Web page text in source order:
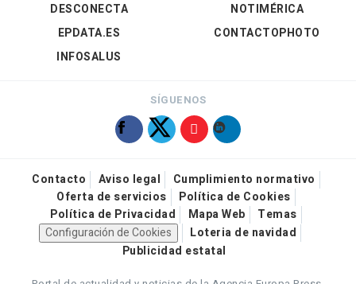
DESCONECTA
EPDATA.ES
INFOSALUS
NOTIMÉRICA
CONTACTOPHOTO
SÍGUENOS
Contacto Aviso legal
Cumplimiento normativo
Oferta de servicios
Política de Cookies
Política de Privacidad
Mapa Web
Temas
Configuración de Cookies
Loteria de navidad
Publicidad estatal